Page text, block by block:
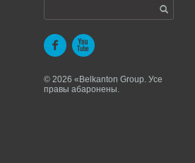
© 2026 «Belkanton Group. Усе
правы абаронены.